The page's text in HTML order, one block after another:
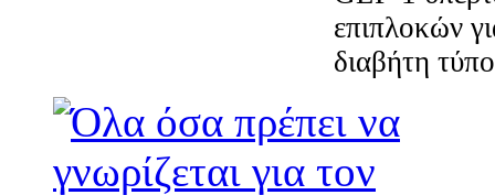
επιπλοκών
διαβήτη